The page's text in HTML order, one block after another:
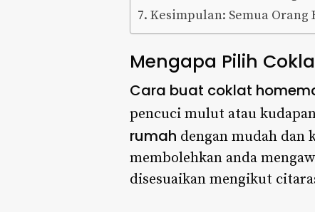
Kesimpulan: Semua Orang
Mengapa Pilih
Cara buat coklat
pencuci mulut atau
rumah dengan mudah dan
membolehkan anda
disesuaikan mengikut